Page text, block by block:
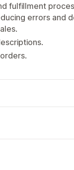
fulfillment
errors and